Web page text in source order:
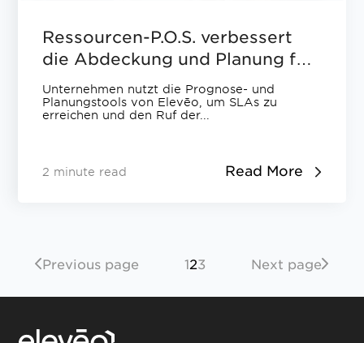
Ressourcen-P.O.S. verbessert
die Abdeckung und Planung für
verteilte Agententeams mit
Elevēo
Unternehmen nutzt die Prognose- und
Planungstools von Elevēo, um SLAs zu
erreichen und den Ruf der...
2 minute read Read More
Previous page 123 Next page